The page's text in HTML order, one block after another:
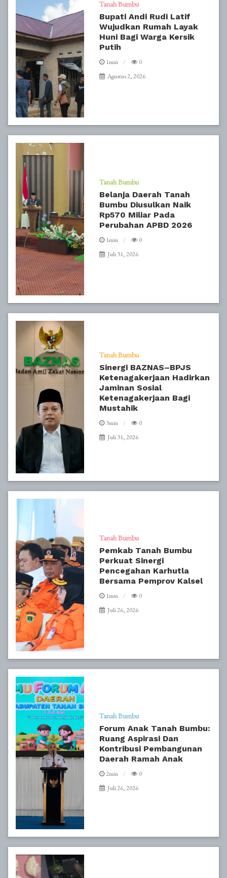
Tanah Bumbu
Bupati Andi Rudi Latif
Wujudkan Rumah Layak
Huni Bagi Warga Kersik
Putih
1min
0
Agustus 2, 2026
Tanah Bumbu
Belanja Daerah Tanah
Bumbu Diusulkan Naik
Rp570 Miliar Pada
Perubahan APBD 2026
1min
0
Juli 31, 2026
Tanah Bumbu
Sinergi BAZNAS–BPJS
Ketenagakerjaan Hadirkan
Jaminan Sosial
Ketenagakerjaan Bagi
Mustahik
3min
0
Juli 31, 2026
Tanah Bumbu
Pemkab Tanah Bumbu
Perkuat Sinergi
Pencegahan Karhutla
Bersama Pemprov Kalsel
1min
0
Juli 26, 2026
Tanah Bumbu
Forum Anak Tanah Bumbu:
Ruang Aspirasi Dan
Kontribusi Pembangunan
Daerah Ramah Anak
2min
0
Juli 26, 2026